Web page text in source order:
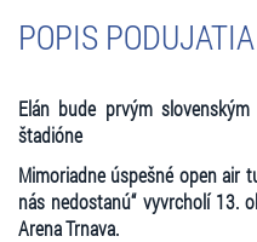
POPIS PODUJATIA
Elán bude prvým
štadióne
Mimoriadne úspešné open air
nás nedostanú“ vyvrcholí 13.
Arena Trnava.